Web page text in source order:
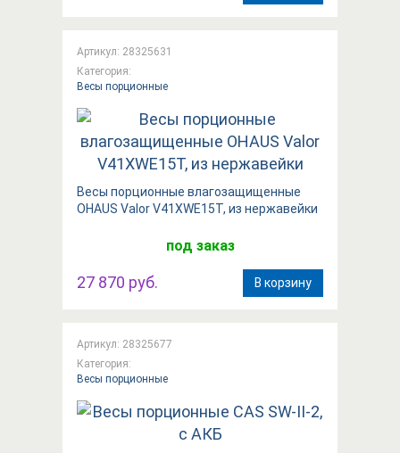
Артикул: 28325631
Категория:
Весы порционные
Весы порционные влагозащищенные
OHAUS Valor V41XWE15T, из нержавейки
под заказ
27 870 руб. В корзину
Артикул: 28325677
Категория:
Весы порционные